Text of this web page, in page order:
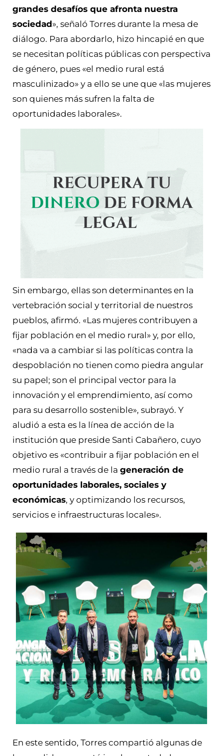
grandes desafíos que afronta nuestra
sociedad», señaló Torres durante la mesa de
diálogo. Para abordarlo, hizo hincapié en que
se necesitan políticas públicas con perspectiva
de género, pues «el medio rural está
masculinizado» y a ello se une que «las mujeres
son quienes más sufren la falta de
oportunidades laborales».
Sin embargo, ellas son determinantes en la
vertebración social y territorial de nuestros
pueblos, afirmó. «Las mujeres contribuyen a
fijar población en el medio rural» y, por ello,
«nada va a cambiar si las políticas contra la
despoblación no tienen como piedra angular
su papel; son el principal vector para la
innovación y el emprendimiento, así como
para su desarrollo sostenible», subrayó. Y
aludió a esta es la línea de acción de la
institución que preside Santi Cabañero, cuyo
objetivo es «contribuir a fijar población en el
medio rural a través de la generación de
oportunidades laborales, sociales y
económicas, y optimizando los recursos,
servicios e infraestructuras locales».
En este sentido, Torres compartió algunas de